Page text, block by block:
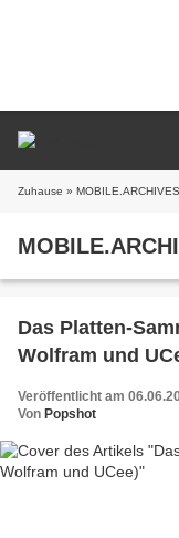
Zuhause » MOBILE.ARCHIVES
Das Platten-
Wolfram und
Veröffentlicht am
Von Popshot